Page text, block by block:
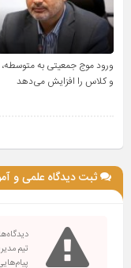
ورود موج جمعیتی به متوسطه،
و کلاس را افزایش می‌دهد
ثبت دیدگاه علمی و
تیم